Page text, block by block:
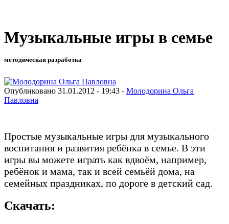
Музыкальные игры в семье
методическая разработка
Опубликовано 31.01.2012 - 19:43 - Молодорина Ольга
Павловна
Простые музыкальные игры для музыкального
воспитания и развития ребёнка в семье. В эти
игры вы можете играть как вдвоём, например,
ребёнок и мама, так и всей семьёй дома, на
семейных праздниках, по дороге в детский сад.
Скачать: